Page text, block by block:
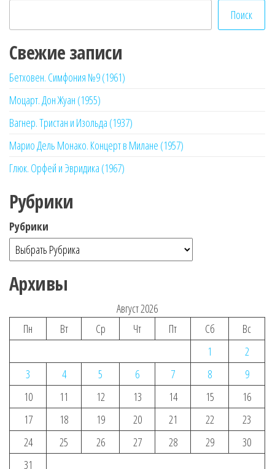
Поиск
Свежие записи
Бетховен. Симфония №9 (1961)
Моцарт. Дон Жуан (1955)
Вагнер. Тристан и Изольда (1937)
Марио Дель Монако. Концерт в Милане (1957)
Глюк. Орфей и Эвридика (1967)
Рубрики
Рубрики
Архивы
Август 2026
Пн
Вт Ср Чт Пт Сб
Вс
1
2
3
4 5 6 7 8
9
10
11 12 13 14 15
16
17
18 19 20 21 22
23
24
25 26 27 28 29
30
31